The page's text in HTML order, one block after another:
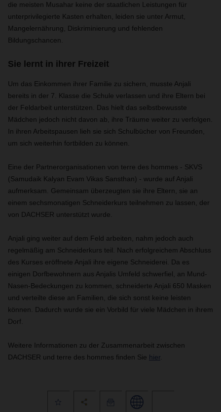
die meisten Musahar keine der staatlichen Leistungen für
unterprivilegierte Kasten erhalten, leiden sie unter Armut,
Mangelernährung, Diskriminierung und fehlenden
Bildungschancen.
Sie lernt in ihrer Freizeit
Um das Einkommen ihrer Familie zu sichern, musste Anjali
bereits in der 7. Klasse die Schule verlassen und ihre Eltern bei
der Feldarbeit unterstützen. Das hielt das selbstbewusste
Mädchen jedoch nicht davon ab, ihre Träume weiter zu verfolgen.
In ihren Arbeitspausen lieh sie sich Schulbücher von Freunden,
um sich weiterhin fortbilden zu können.
Eine der Partnerorganisationen von terre des hommes - SKVS
(Samudaik Kalyan Evam Vikas Sansthan) - wurde auf Anjali
aufmerksam. Gemeinsam überzeugten sie ihre Eltern, sie an
einem sechsmonatigen Schneiderkurs teilnehmen zu lassen, der
von DACHSER unterstützt wurde.
Anjali ging weiter auf dem Feld arbeiten, nahm jedoch auch
regelmäßig am Schneiderkurs teil. Nach erfolgreichem Abschluss
des Kurses eröffnete Anjali ihre eigene Schneiderei. Da es
einigen Dorfbewohnern aus Anjalis Umfeld schwerfiel, an Mund-
Nasen-Bedeckungen zu kommen, schneiderte Anjali 650 Masken
und verteilte diese an Familien, die sich sonst keine leisten
können. Dadurch wurde sie ein Vorbild für viele Mädchen in ihrem
Dorf.
Weitere Informationen zu der Zusammenarbeit zwischen
DACHSER und terre des hommes finden Sie hier